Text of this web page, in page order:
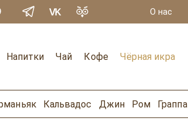
О нас
Напитки Чай Кофе Чёрная икра
Кальвадос Джин Ром Граппа